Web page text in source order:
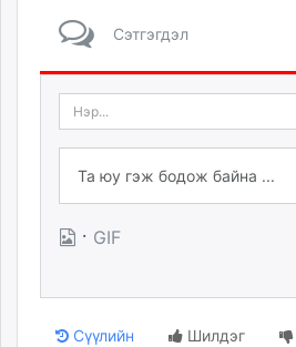
Сэтгэгдэл
· GIF
Сүүлийн Шилдэг